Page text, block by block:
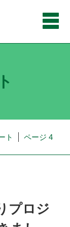
メ
ト ページ 4
プロジ